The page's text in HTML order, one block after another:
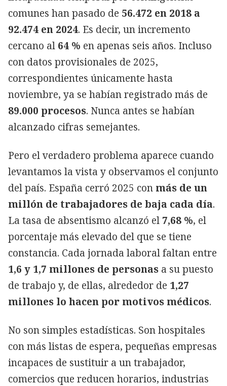
comunes han pasado de 56.472 en 2018 a
92.474 en 2024. Es decir, un incremento
cercano al 64 % en apenas seis años. Incluso
con datos provisionales de 2025,
correspondientes únicamente hasta
noviembre, ya se habían registrado más de
89.000 procesos. Nunca antes se habían
alcanzado cifras semejantes.
Pero el verdadero problema aparece cuando
levantamos la vista y observamos el conjunto
del país. España cerró 2025 con más de un
millón de trabajadores de baja cada día.
La tasa de absentismo alcanzó el 7,68 %, el
porcentaje más elevado del que se tiene
constancia. Cada jornada laboral faltan entre
1,6 y 1,7 millones de personas a su puesto
de trabajo y, de ellas, alrededor de 1,27
millones lo hacen por motivos médicos.
No son simples estadísticas. Son hospitales
con más listas de espera, pequeñas empresas
incapaces de sustituir a un trabajador,
comercios que reducen horarios, industrias